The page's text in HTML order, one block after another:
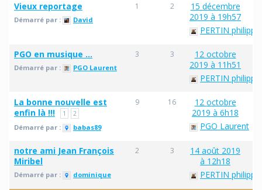
Vieux reportage
Démarré par : David
1 2
15 décembre
2019 à 19h57
PERTIN philippe
PGO en musique …
Démarré par : PGO Laurent
3 3
12 octobre
2019 à 11h51
PERTIN philippe
La bonne nouvelle est
enfin là !!!
1 2
Démarré par : babas89
9 16
12 octobre
2019 à 6h18
PGO Laurent
notre ami Jean François
Miribel
Démarré par : dominique
2 3
14 août 2019
à 12h18
PERTIN philippe